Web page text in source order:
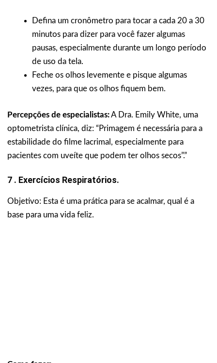
Defina um cronômetro para tocar a cada 20 a 30
minutos para dizer para você fazer algumas
pausas, especialmente durante um longo período
de uso da tela.
Feche os olhos levemente e pisque algumas
vezes, para que os olhos fiquem bem.
Percepções de especialistas:A Dra. Emily White, uma
optometrista clínica, diz: “Primagem é necessária para a
estabilidade do filme lacrimal, especialmente para
pacientes com uveíte que podem ter olhos secos”.”
7 . Exercícios Respiratórios.
Objetivo: Esta é uma prática para se acalmar, qual é a
base para uma vida feliz.